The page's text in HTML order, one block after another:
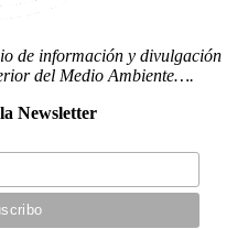
de información y divulgación
del Medio Ambiente….
Newsletter